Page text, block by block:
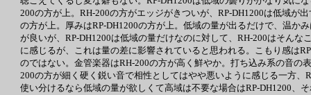
200の方が上。RH-200の方がエッジがきついが、RP-DH1200は低域が
の方が上。厚みはRP-DH1200の方が上。低域の量が出るだけで、温か
が良いが、RP-DH1200は低域の量だけなのに対して、RH-200はそん
に感じるが、これは量の差に影響されていると思われる。こもり感は
のではない。金管楽器はRH-200の方が高く鮮やか。打ち込み系の音
200の方が細く硬く鋭い音で相性としてはやや悪いように感じる一方
使い分けるなら低域の量が欲しくて高域は不要な場合はRP-DH1200、